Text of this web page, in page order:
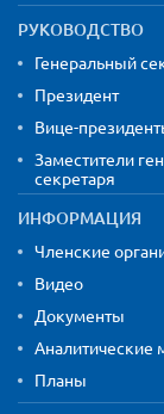
РУКОВОДСТВО
Генеральный
Президент
Вице-
Заместители
секретаря
ИНФОРМАЦИЯ
Членские
Видео
Документы
Аналитические
Планы